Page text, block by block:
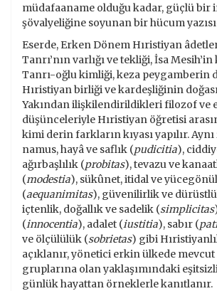
müdafaaname olduğu kadar, güçlü bir
şövalyeliğine soyunan bir hücum
Eserde, Erken Dönem Hıristiyan
Tanrı’nın varlığı ve tekliği, İsa
Tanrı-oğlu kimliği, keza peygamberin
Hıristiyan birliği ve kardeşliğinin
Yakından ilişkilendirildikleri filozof ve
düşünceleriyle Hıristiyan öğretisi
kimi derin farkların kıyası yapılır.
namus, hayâ ve saflık (pudicitia),
ağırbaşlılık (probitas), tevazu ve
(modestia), sükûnet, itidal ve
(aequanimitas), güvenilirlik ve
içtenlik, doğallık ve sadelik (simplicitas
(innocentia), adalet (iustitia), sabır (
ve ölçülülük (sobrietas) gibi
açıklanır, yönetici erkin ülkede
gruplarına olan yaklaşımındaki
günlük hayattan örneklerle kanıtlanır.